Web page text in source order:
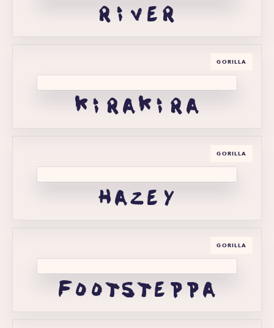
river
GORILLA
kirakira
GORILLA
hazey
GORILLA
footsteppa